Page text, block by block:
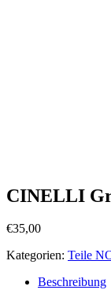
CINELLI
€35,00
Kategorien: Teile
Beschreibung